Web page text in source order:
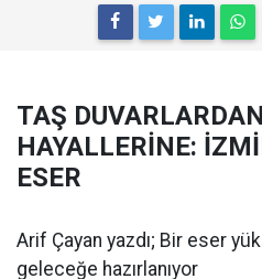
TAŞ
HAYALLERİNE:
ESER
Arif Çayan yazdı; Bir eser
geleceğe hazırlanıyor